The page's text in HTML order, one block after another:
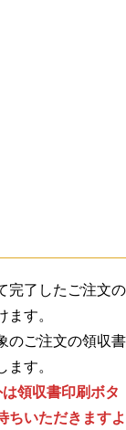
完了したご注文の
す。
のご注文の領収書
す。
領収書印刷ボタ
ちいただきますよ